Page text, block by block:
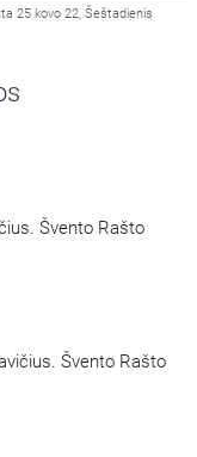
25 kovo 22, Šeštadienis
Švento Rašto
Švento Rašto